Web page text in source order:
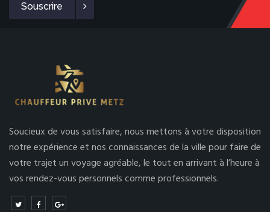
Souscrire
Soucieux de vous satisfaire, nous mettons à votre disposition
notre expérience et nos connaissances de la ville pour faire de
votre trajet un voyage agréable, le tout en arrivant à l’heure à
vos rendez-vous personnels comme professionnels.